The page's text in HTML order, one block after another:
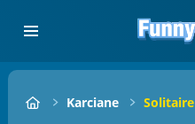
Karciane Solitaire